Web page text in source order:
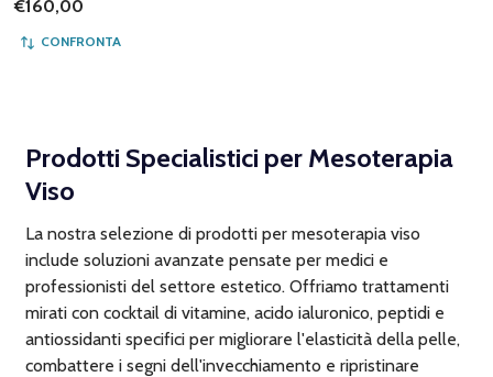
€160,00
CONFRONTA
Prodotti Specialistici per Mesoterapia
Viso
La nostra selezione di prodotti per mesoterapia viso
include soluzioni avanzate pensate per medici e
professionisti del settore estetico. Offriamo trattamenti
mirati con cocktail di vitamine, acido ialuronico, peptidi e
antiossidanti specifici per migliorare l'elasticità della pelle,
combattere i segni dell'invecchiamento e ripristinare